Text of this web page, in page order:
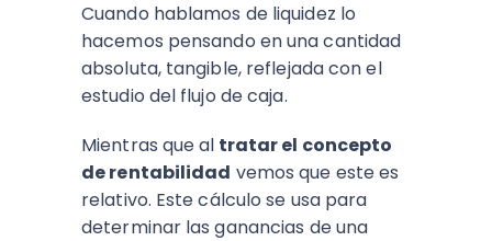
Cuando hablamos de liquidez lo
hacemos pensando en una cantidad
absoluta, tangible, reflejada con el
estudio del flujo de caja.
Mientras que al tratar el concepto
de rentabilidad vemos que este es
relativo. Este cálculo se usa para
determinar las ganancias de una